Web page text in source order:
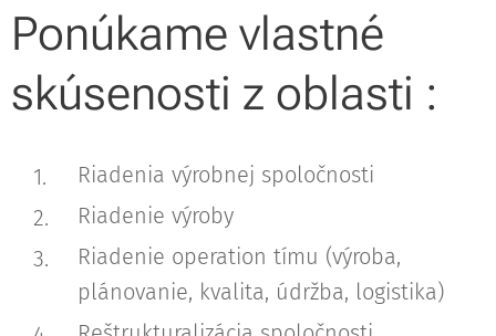
Ponúkame vlastné
skúsenosti z oblasti :
Riadenia výrobnej spoločnosti
Riadenie výroby
Riadenie operation tímu (výroba,
plánovanie, kvalita, údržba, logistika)